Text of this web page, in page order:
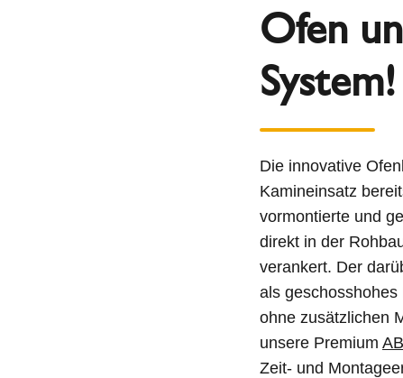
Ofen
System!
Die innovative
Kamineinsatz
vormontierte und
direkt in der
verankert. Der
als
ohne zusätzlichen
unsere Premium
Zeit- und